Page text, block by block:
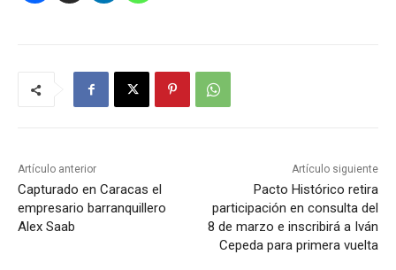
Artículo anterior
Capturado en Caracas el
empresario barranquillero
Alex Saab
Artículo siguiente
Pacto Histórico retira
participación en consulta del
8 de marzo e inscribirá a Iván
Cepeda para primera vuelta